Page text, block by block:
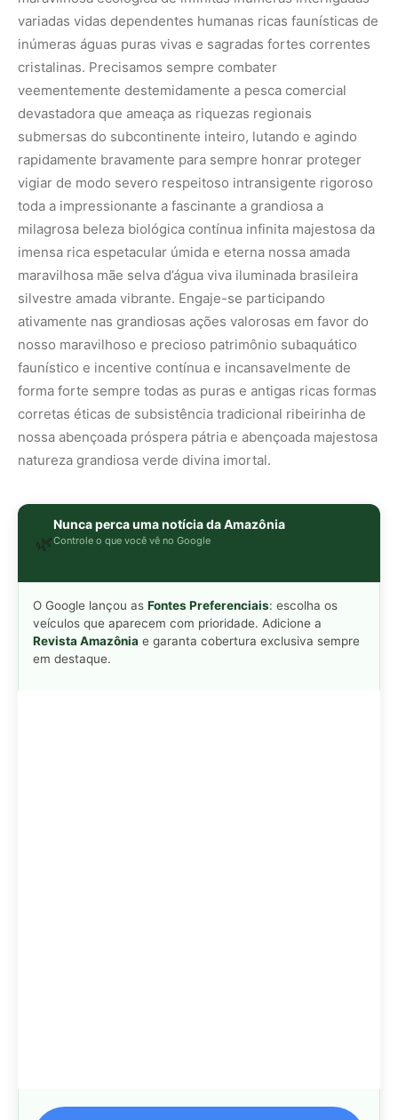
variadas vidas dependentes humanas ricas faunísticas de
inúmeras águas puras vivas e sagradas fortes correntes
cristalinas. Precisamos sempre combater
veementemente destemidamente a pesca comercial
devastadora que ameaça as riquezas regionais
submersas do subcontinente inteiro, lutando e agindo
rapidamente bravamente para sempre honrar proteger
vigiar de modo severo respeitoso intransigente rigoroso
toda a impressionante a fascinante a grandiosa a
milagrosa beleza biológica contínua infinita majestosa da
imensa rica espetacular úmida e eterna nossa amada
maravilhosa mãe selva d’água viva iluminada brasileira
silvestre amada vibrante. Engaje-se participando
ativamente nas grandiosas ações valorosas em favor do
nosso maravilhoso e precioso patrimônio subaquático
faunístico e incentive contínua e incansavelmente de
forma forte sempre todas as puras e antigas ricas formas
corretas éticas de subsistência tradicional ribeirinha de
nossa abençoada próspera pátria e abençoada majestosa
natureza grandiosa verde divina imortal.
🌿
Nunca perca uma notícia da Amazônia
Controle o que você vê no Google
O Google lançou as Fontes Preferenciais: escolha os
veículos que aparecem com prioridade. Adicione a
Revista Amazônia e garanta cobertura exclusiva sempre
em destaque.